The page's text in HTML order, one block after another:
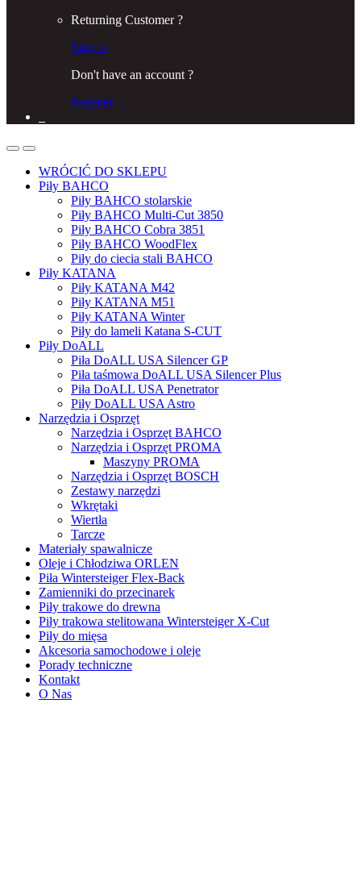
Returning Customer ?
Sign in
Don't have an account ?
Register
WRÓCIĆ DO SKLEPU
Piły BAHCO
Piły BAHCO stolarskie
Piły BAHCO Multi-Cut 3850
Piły BAHCO Cobra 3851
Piły BAHCO WoodFlex
Piły do ciecia stali BAHCO
Piły KATANA
Piły KATANA M42
Piły KATANA M51
Piły KATANA Winter
Piły do lameli Katana S-CUT
Piły DoALL
Piła DoALL USA Silencer GP
Piła taśmowa DoALL USA Silencer Plus
Piła DoALL USA Penetrator
Piły DoALL USA Astro
Narzędzia i Osprzęt
Narzędzia i Osprzęt BAHCO
Narzędzia i Osprzęt PROMA
Maszyny PROMA
Narzędzia i Osprzęt BOSCH
Zestawy narzędzi
Wkrętaki
Wiertła
Tarcze
Materiały spawalnicze
Oleje i Chłodziwa ORLEN
Piła Wintersteiger Flex-Back
Zamienniki do przecinarek
Piły trakowe do drewna
Piły trakowa stelitowana Wintersteiger X-Cut
Piły do mięsa
Akcesoria samochodowe i oleje
Porady techniczne
Kontakt
O Nas